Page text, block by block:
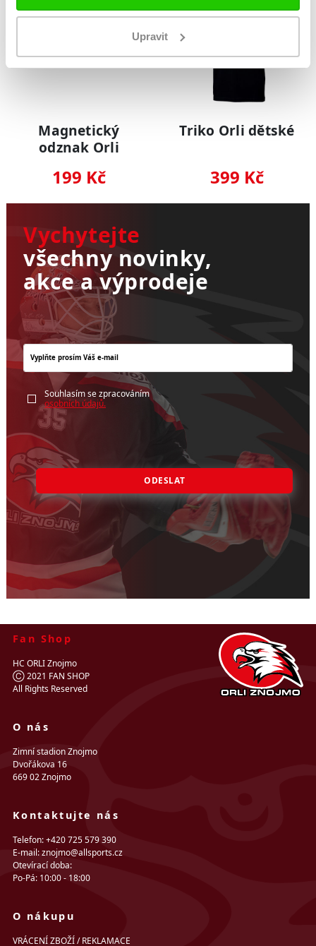
Upravit
Magnetický
odznak Orli
199 Kč
Triko Orli dětské
399 Kč
Vychytejte
všechny novinky,
akce a výprodeje
Souhlasím se zpracováním
osobních údajů.
ODESLAT
Fan Shop
HC ORLI Znojmo
Ⓒ 2021 FAN SHOP
All Rights Reserved
O nás
Zimní stadion Znojmo
Dvořákova 16
669 02 Znojmo
Kontaktujte nás
Telefon: +420 725 579 390
E-mail: znojmo@allsports.cz
Otevírací doba:
Po-Pá: 10:00 - 18:00
O nákupu
VRÁCENÍ ZBOŽÍ / REKLAMACE